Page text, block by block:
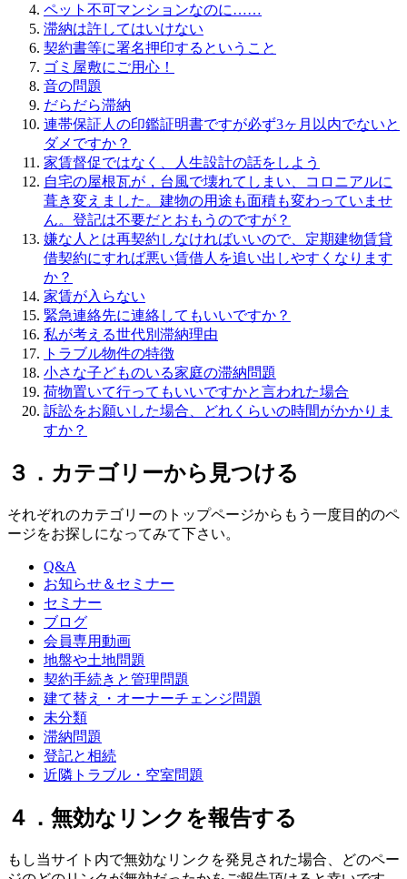
ペット不可マンションなのに……
滞納は許してはいけない
契約書等に署名押印するということ
ゴミ屋敷にご用心！
音の問題
だらだら滞納
連帯保証人の印鑑証明書ですが必ず3ヶ月以内でないと
ダメですか？
家賃督促ではなく、人生設計の話をしよう
自宅の屋根瓦が，台風で壊れてしまい、コロニアルに
葺き変えました。建物の用途も面積も変わっていませ
ん。登記は不要だとおもうのですが？
嫌な人とは再契約しなければいいので、定期建物賃貸
借契約にすれば悪い賃借人を追い出しやすくなります
か？
家賃が入らない
緊急連絡先に連絡してもいいですか？
私が考える世代別滞納理由
トラブル物件の特徴
小さな子どものいる家庭の滞納問題
荷物置いて行ってもいいですかと言われた場合
訴訟をお願いした場合、どれくらいの時間がかかりま
すか？
３．カテゴリーから見つける
それぞれのカテゴリーのトップページからもう一度目的のペ
ージをお探しになってみて下さい。
Q&A
お知らせ＆セミナー
セミナー
ブログ
会員専用動画
地盤や土地問題
契約手続きと管理問題
建て替え・オーナーチェンジ問題
未分類
滞納問題
登記と相続
近隣トラブル・空室問題
４．無効なリンクを報告する
もし当サイト内で無効なリンクを発見された場合、どのペー